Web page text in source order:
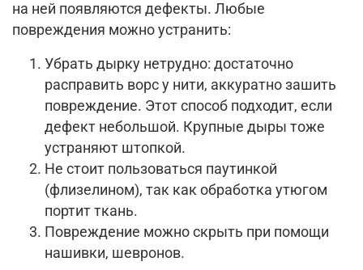
на ней появляются дефекты. Любые
повреждения можно устранить:
Убрать дырку нетрудно: достаточно
расправить ворс у нити, аккуратно зашить
повреждение. Этот способ подходит, если
дефект небольшой. Крупные дыры тоже
устраняют штопкой.
Не стоит пользоваться паутинкой
(флизелином), так как обработка утюгом
портит ткань.
Повреждение можно скрыть при помощи
нашивки, шевронов.